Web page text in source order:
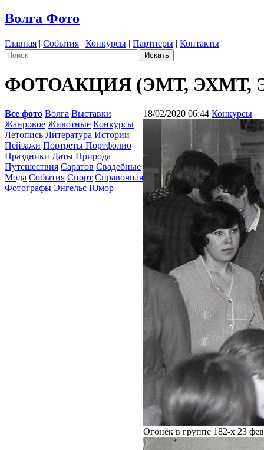
Волга Фото
Главная | События | Конкурсы | Партнеры | Контакты
ФОТОАКЦИЯ (ЭМТ, ЭХМТ,
Все фото Волга Выставки
Жанровое Животные Конкурсы
Летопись Литература Истории
Пейзажи Портреты Портфолио
Праздники Даты Природа
Путешествия Саратов Свадебные
Мода События Спорт Справочная
Фотографы Энгельс Юмор
18/02/2020 06:44 Конкурсы
Огонёк в группе 182-х 23